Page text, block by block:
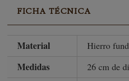
FICHA TÉCNICA
Material Hierro
Medidas 26 cm de